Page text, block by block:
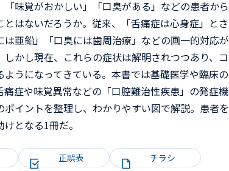
「味覚がおかしい」「口臭がある」などの患者から
とはないだろうか。従来、「舌痛症は心身症」とさ
は亜鉛」「口臭には歯周治療」などの画一的対応が
しかし現在、これらの症状は解明されつつあり、コ
ようになってきている。本書では基礎医学や臨床の
痛症や味覚異常などの「口腔難治性疾患」の発症機
ポイントを整理し、わかりやすい図で解説。患者を
となる1冊だ。
正誤表 チラシ